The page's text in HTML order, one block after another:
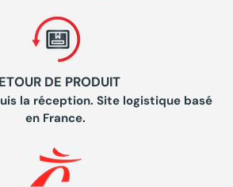
DE PRODUIT
la réception. Site logistique basé
en France.